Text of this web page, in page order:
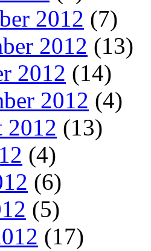
2012 (7)
2012 (13)
2012 (14)
2012 (4)
2012 (13)
(4)
(6)
(5)
(17)